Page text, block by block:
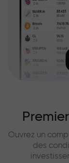
Ouvrez un
des